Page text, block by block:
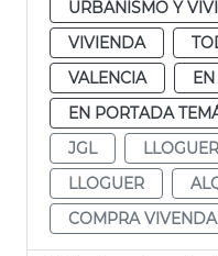
URBANISMO Y
VIVIENDA
VALENCIA
EN PORTADA
JGL
LLOGUER
COMPRA VIVENDA